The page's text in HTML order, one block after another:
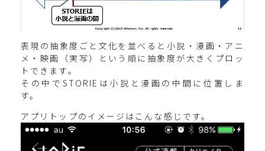
表現の抽象度ごと文化を並べると小説・漫画・アニ
メ・映画（実写）という順に抽象度が大きくプロッ
トできます。
その中でSTORIEは小説と漫画の中間に位置しま
す。
アプリトップのイメージはこんな感じです。